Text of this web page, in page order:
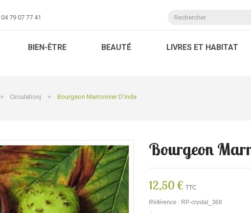
04 79 07 77 41
BIEN-ÊTRE BEAUTÉ LIVRES ET HABITAT
> Circulationj > Bourgeon Marronnier D'inde
Bourgeon
12,50 € TTC
Référence : RP-crystal_368